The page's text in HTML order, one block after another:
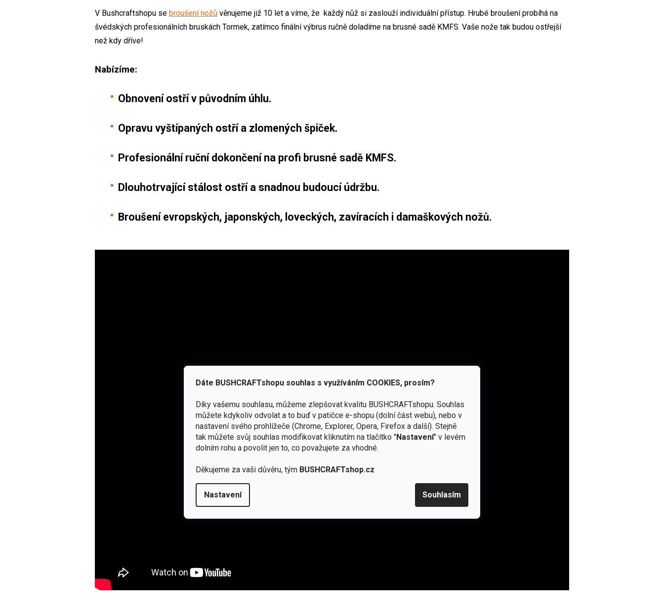
Dáte BUSHCRAFTshopu souhlas s využíváním COOKIES, prosím?
Díky vašemu souhlasu, můžeme zlepšovat kvalitu BUSHCRAFTshopu. Souhlas
můžete kdykoliv odvolat a to buď v patičce e-shopu (dolní část webu), nebo v
nastavení svého prohlížeče (Chrome, Explorer, Opera, Firefox a další). Stejně
tak můžete svůj souhlas modifikovat kliknutím na tlačítko "Nastavení" v levém
dolním rohu a povolit jen to, co považujete za vhodné.
Děkujeme za vaši důvěru, tým BUSHCRAFTshop.cz
Nastavení Souhlasím
V Bushcraftshopu se broušení nožů věnujeme již 10 let a víme, že každý nůž si zaslouží individuální přístup. Hrubé broušení probíhá na
švédských profesionálních bruskách Tormek, zatímco finální výbrus ručně doladíme na brusné sadě KMFS. Vaše nože tak budou ostřejší
než kdy dříve!
Nabízíme:
Obnovení ostří v původním úhlu.
Opravu vyštípaných ostří a zlomených špiček.
Profesionální ruční dokončení na profi brusné sadě KMFS.
Dlouhotrvající stálost ostří a snadnou budoucí údržbu.
Broušení evropských, japonských, loveckých, zavíracích i damaškových nožů.